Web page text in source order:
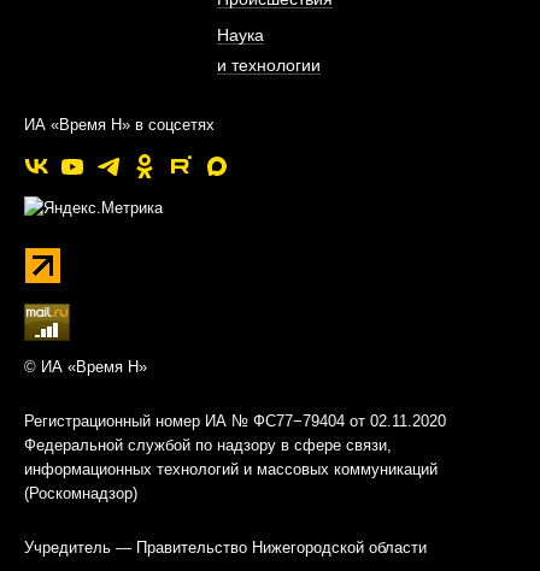
Наука
и технологии
ИА «Время Н» в соцсетях
© ИА «Время Н»
Регистрационный номер ИА № ФС77−79404 от 02.11.2020
Федеральной службой по надзору в сфере связи,
информационных технологий и массовых коммуникаций
(Роскомнадзор)
Учредитель — Правительство Нижегородской области